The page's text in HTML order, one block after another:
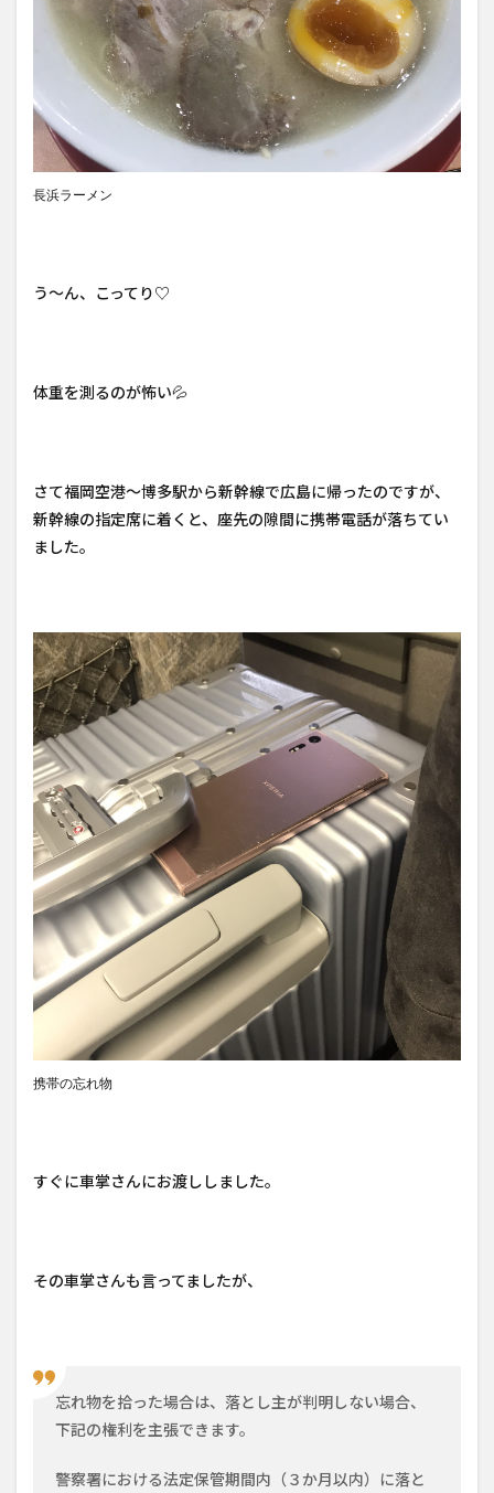
長浜ラーメン
う～ん、こってり♡
体重を測るのが怖い💦
さて福岡空港～博多駅から新幹線で広島に帰ったのですが、
新幹線の指定席に着くと、座先の隙間に携帯電話が落ちてい
ました。
携帯の忘れ物
すぐに車掌さんにお渡ししました。
その車掌さんも言ってましたが、
忘れ物を拾った場合は、落とし主が判明しない場合、
下記の権利を主張できます。
警察署における法定保管期間内（３か月以内）に落と